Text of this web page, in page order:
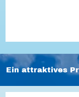
Ein attraktives